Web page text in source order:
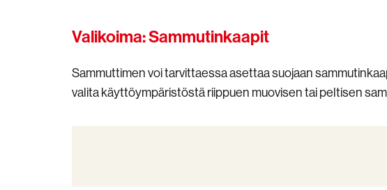
Valikoima: Sammutinkaapit
Sammuttimen voi tarvittaessa asettaa suojaan
valita käyttöympäristöstä riippuen muovisen tai peltisen